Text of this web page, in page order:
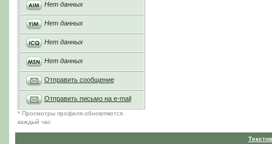
Нет данных
Нет данных
Нет данных
Нет данных
Отправить сообщение
Отправить письмо на e-mail
* Просмотры профиля обновляются
каждый час